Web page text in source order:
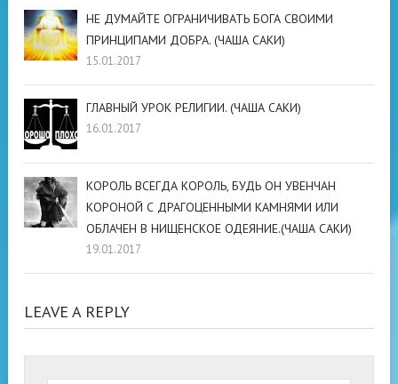
НЕ ДУМАЙТЕ ОГРАНИЧИВАТЬ БОГА СВОИМИ
ПРИНЦИПАМИ ДОБРА. (ЧАША САКИ)
15.01.2017
ГЛАВНЫЙ УРОК РЕЛИГИИ. (ЧАША САКИ)
16.01.2017
КОРОЛЬ ВСЕГДА КОРОЛЬ, БУДЬ ОН УВЕНЧАН
КОРОНОЙ С ДРАГОЦЕННЫМИ КАМНЯМИ ИЛИ
ОБЛАЧЕН В НИЩЕНСКОЕ ОДЕЯНИЕ.(ЧАША САКИ)
19.01.2017
LEAVE A REPLY